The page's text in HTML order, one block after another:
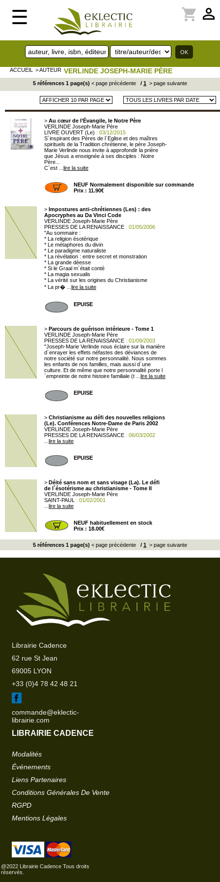
☰ perm_identity
shopping_cart
ACCUEIL > AUTEUR VERLINDE JOSEPH-MARIE PÈRE
5 références 1 page(s) < page précédente / 1 > page suivante
> Au cœur de l’Évangile, le Notre Père
VERLINDE Joseph-Marie Père
LIVRE OUVERT (Le) : 03/12/2015
S´inspirant des Pères de l´Eglise et des maîtres
spirituels de la Tradition chrétienne, le père Joseph-
Marie Verlinde nous invite à approfondir la prière
que Jésus a enseignée à ses disciples : Notre
Père...
C´est ... lire la suite
NEUF Normalement disponible sur commande
Prix : 11.90€
> Impostures anti-chrétiennes (Les) : des
Apocryphes au Da Vinci Code
VERLINDE Joseph-Marie Père
PRESSES DE LA RENAISSANCE : 01/05/2006
"Au sommaire :
* La religion ésotérique
* Le métaphores du divin
* Le paradigme naturaliste
* La révélation : entre secret et monstration
* La grande déesse
* Si le Graal m´était conté
* La magia sexualis
* La vérité sur les origines du Christianisme
* La pr� ... lire la suite
EPUISE
> Parcours de guérison intérieure - Tome 1
VERLINDE Joseph-Marie Père
PRESSES DE LA RENAISSANCE : 01/09/2003
"Joseph-Marie Verlinde nous éclaire sur la manière
d´enrayer les effets néfastes des déviances de
notre société sur notre personnalité. Nous sommes
les enfants de nos familles, mais aussi d´une
culture. Et de même que notre personnalité porte l
´empreinte de notre histoire familiale (t ... lire la suite
EPUISE
> Christianisme au défi des nouvelles religions
(Le). Conférences Notre-Dame de Paris 2002
VERLINDE Joseph-Marie Père
PRESSES DE LA RENAISSANCE : 06/03/2002
lire la suite
EPUISE
> Déité sans nom et sans visage (La). Le défi
de l´ésotérisme au christianisme - Tome II
VERLINDE Joseph-Marie Père
SAINT-PAUL
: 01/02/2001
lire la suite
NEUF habituellement en stock
Prix : 18.00€
5 références 1 page(s) < page précédente / 1 > page suivante
Librairie Cadence
62 rue St Jean
69005 LYON
+33 (0)4 78 42 48 21
commande@eklectic-
librairie.com
LIBRAIRIE CADENCE
Modalités
Événements
Liens Partenaires
Conditions Générales De Vente
RGPD
Mentions Légales
@2022 Librairie Cadence Tous droits
réservés.